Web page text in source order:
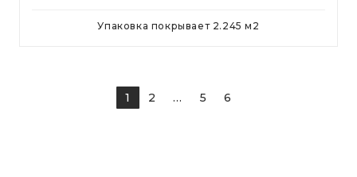
Упаковка покрывает 2.245 м 2
1 2 ... 5 6